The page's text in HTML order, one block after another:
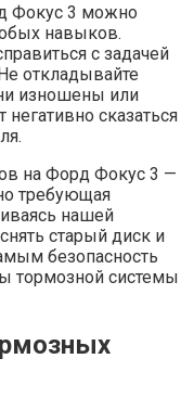
Фокус 3 можно
навыков.
с задачей
откладывайте
изношены или
сказаться
на Форд Фокус 3 —
требующая
нашей
старый диск и
безопасность
тормозной системы